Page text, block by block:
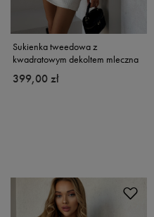
Sukienka tweedowa z
kwadratowym dekoltem mleczna
399,00 zł